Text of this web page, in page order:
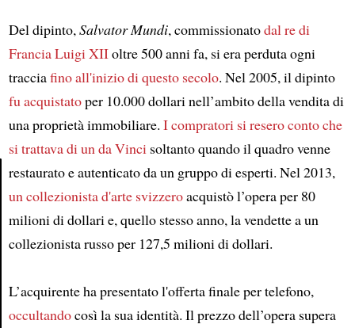
Article
Del dipinto,Salvator Mundi, commissionatodal re di
Francia Luigi XIIoltre 500 anni fa, si era perduta ogni
tracciafino all'inizio di questo secolo. Nel 2005, il dipinto
fu acquistatoper 10.000 dollari nell’ambito della vendita di
una proprietà immobiliare. I compratori si resero contoche
si trattava di un da Vincisoltanto quando il quadro venne
restaurato e autenticato da un gruppo di esperti. Nel 2013,
un collezionista d'arte svizzeroacquistò l’opera per 80
milioni di dollari e, quello stesso anno, la vendette a un
collezionista russo per 127,5 milioni di dollari.
L’acquirente ha presentato l'offerta finale per telefono,
occultandocosì la sua identità. Il prezzo dell’opera supera